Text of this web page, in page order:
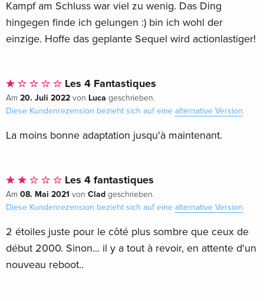
Kampf am Schluss war viel zu wenig. Das Ding
hingegen finde ich gelungen :) bin ich wohl der
einzige. Hoffe das geplante Sequel wird actionlastiger!
Les 4 Fantastiques
Am 20. Juli 2022 von Luca geschrieben.
Diese Kundenrezension bezieht sich auf eine alternative Version.
La moins bonne adaptation jusqu'à maintenant.
Les 4 fantastiques
Am 08. Mai 2021 von Clad geschrieben.
Diese Kundenrezension bezieht sich auf eine alternative Version.
2 étoiles juste pour le côté plus sombre que ceux de
début 2000. Sinon... il y a tout à revoir, en attente d'un
nouveau reboot..